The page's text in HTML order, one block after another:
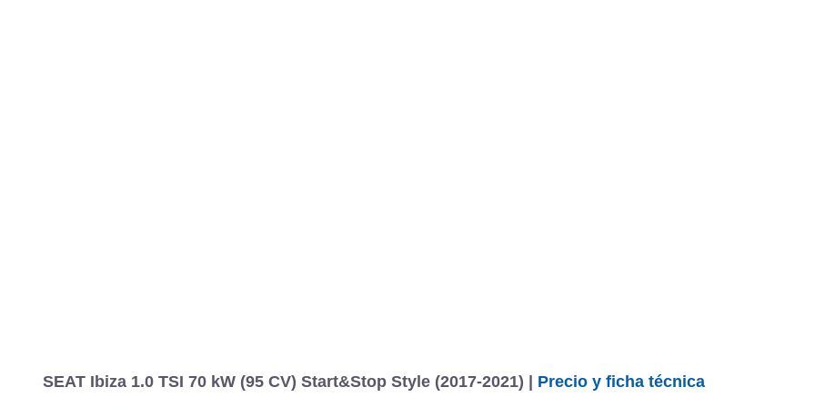
SEAT Ibiza 1.0 TSI 70 kW (95 CV) Start&Stop Style (2017-2021) | Precio y ficha técnica